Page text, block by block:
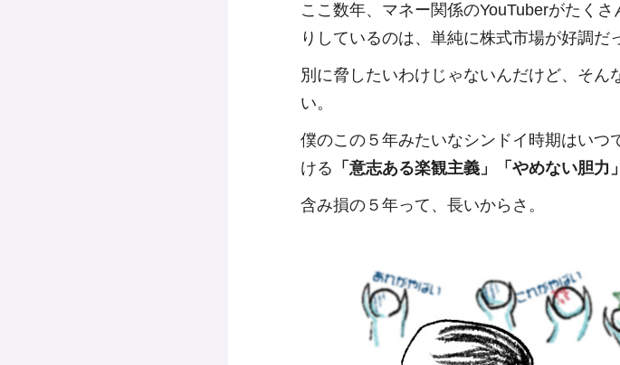
ここ数年、マネー関係のYouTuberがたく
りしているのは、単純に株式市場が好調だ
別に脅したいわけじゃないんだけど、そ
い。
僕のこの５年みたいなシンドイ時期はい
ける 「意志ある楽観主義」「やめない胆力」
含み損の５年って、長いからさ。